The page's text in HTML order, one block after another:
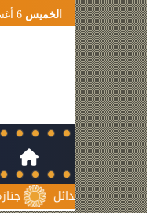
الخميس
جنازة سونيا كمال